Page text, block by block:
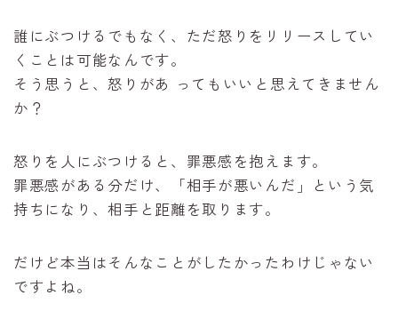
誰にぶつけるでもなく、ただ怒りをリリースしてい
くことは可能なんです。
そう思うと、怒りがあ ってもいいと思えてきません
か？
怒りを人にぶつけると、罪悪感を抱えます。
罪悪感がある分だけ、「相手が悪いんだ」という気
持ちになり、相手と距離を取ります。
だけど本当はそんなことがしたかったわけじゃない
ですよね。